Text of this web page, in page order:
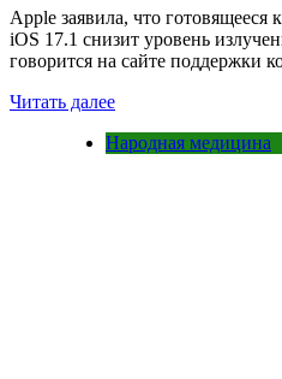
Apple заявила, что готовящееся
iOS 17.1 снизит уровень
говорится на сайте поддержки
Читать далее
Народная медицина